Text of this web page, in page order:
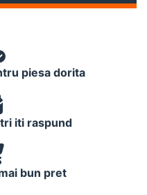
piesa dorita
iti raspund
bun pret